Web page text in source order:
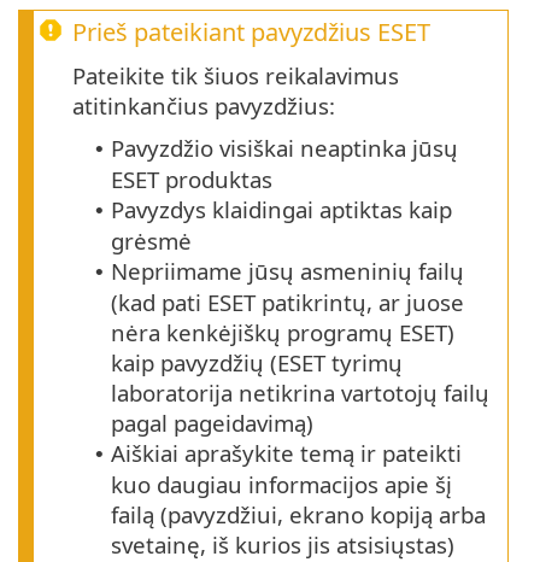
Prieš pateikiant pavyzdžius ESET
Pateikite tik šiuos reikalavimus
atitinkančius pavyzdžius:
• Pavyzdžio visiškai neaptinka jūsų
ESET produktas
• Pavyzdys klaidingai aptiktas kaip
grėsmė
• Nepriimame jūsų asmeninių failų
(kad pati ESET patikrintų, ar juose
nėra kenkėjiškų programų ESET)
kaip pavyzdžių (ESET tyrimų
laboratorija netikrina vartotojų failų
pagal pageidavimą)
• Aiškiai aprašykite temą ir pateikti
kuo daugiau informacijos apie šį
failą (pavyzdžiui, ekrano kopiją arba
svetainę, iš kurios jis atsisiųstas)